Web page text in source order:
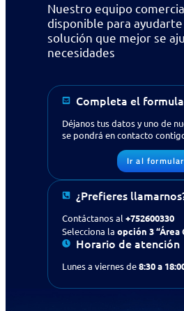
Nuestro equipo
disponible para
solución que mejor se
necesidades
Completa el
Déjanos tus datos y uno de
se pondrá en contacto
Ir al
¿Prefieres
Contáctanos al +752600330
Selecciona la opción 3 “Área
Horario de atención
Lunes a viernes de8:30 a
¿Buscas apoyo
para tu empresa?
Solicitud de contacto
IR AL